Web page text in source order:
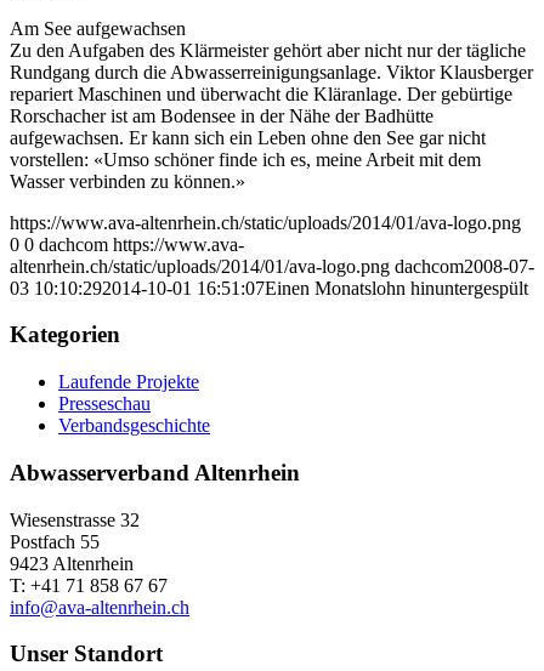
Am See aufgewachsen
Zu den Aufgaben des Klärmeister gehört aber nicht nur der tägliche
Rundgang durch die Abwasserreinigungsanlage. Viktor Klausberger
repariert Maschinen und überwacht die Kläranlage. Der gebürtige
Rorschacher ist am Bodensee in der Nähe der Badhütte
aufgewachsen. Er kann sich ein Leben ohne den See gar nicht
vorstellen: «Umso schöner finde ich es, meine Arbeit mit dem
Wasser verbinden zu können.»
https://www.ava-altenrhein.ch/static/uploads/2014/01/ava-logo.png
0 0 dachcom https://www.ava-
altenrhein.ch/static/uploads/2014/01/ava-logo.png dachcom2008-07-
03 10:10:292014-10-01 16:51:07Einen Monatslohn hinuntergespült
Kategorien
Laufende Projekte
Presseschau
Verbandsgeschichte
Abwasserverband Altenrhein
Wiesenstrasse 32
Postfach 55
9423 Altenrhein
T: +41 71 858 67 67
info@ava-altenrhein.ch
Unser Standort